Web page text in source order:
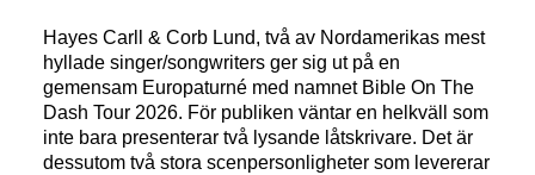
Hayes Carll & Corb Lund, två av Nordamerikas mest
hyllade singer/songwriters ger sig ut på en
gemensam Europaturné med namnet Bible On The
Dash Tour 2026. För publiken väntar en helkväll som
inte bara presenterar två lysande låtskrivare. Det är
dessutom två stora scenpersonligheter som levererar